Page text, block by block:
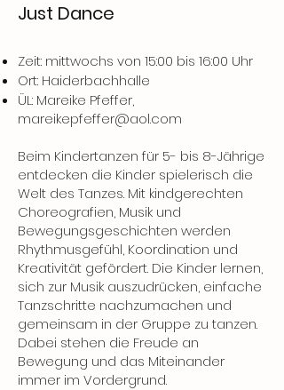
Just Dance
Zeit: mittwochs von 15:00 bis 16:00 Uhr
Ort: Haiderbachhalle
ÜL: Mareike Pfeffer,
mareikepfeffer@aol.com
Beim Kindertanzen für 5- bis 8-Jährige
entdecken die Kinder spielerisch die
Welt des Tanzes. Mit kindgerechten
Choreografien, Musik und
Bewegungsgeschichten werden
Rhythmusgefühl, Koordination und
Kreativität gefördert. Die Kinder lernen,
sich zur Musik auszudrücken, einfache
Tanzschritte nachzumachen und
gemeinsam in der Gruppe zu tanzen.
Dabei stehen die Freude an
Bewegung und das Miteinander
immer im Vordergrund.